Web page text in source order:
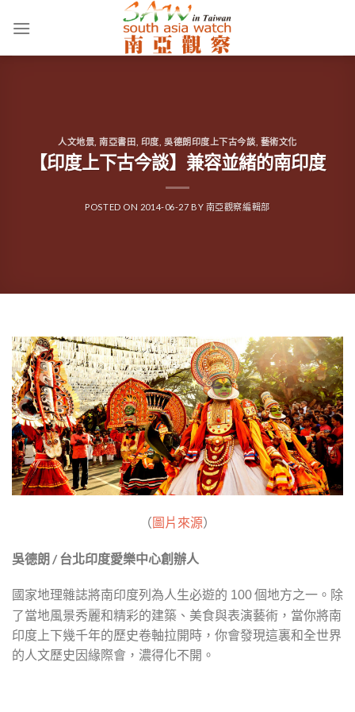
人文地景 ,南亞書田 印度 吳德朗印度上下古今談 藝術文化
【印度上下古今談】兼容並緒的南印度
POSTED ON 2014-06-27 BY 南亞觀察編輯部
（圖片來源）
吳德朗 / 台北印度愛樂中心創辦人
國家地理雜誌將南印度列為人生必遊的 100個地方之一。除
了當地風景秀麗和精彩的建築、美食與表演藝術，當你將南
印度上下幾千年的歷史卷軸拉開時，你會發現這裏和全世界
的人文歷史因緣際會，濃得化不開。